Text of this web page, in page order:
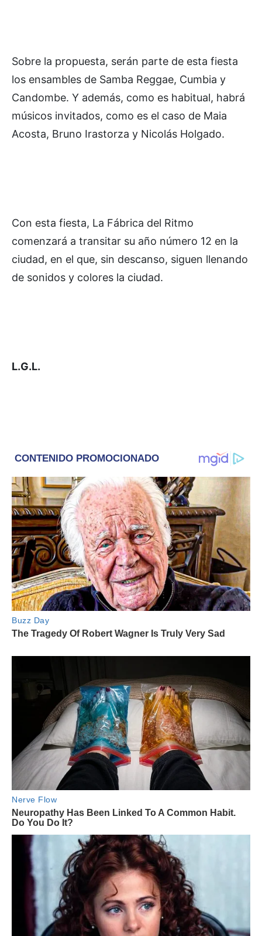
Sobre la propuesta, serán parte de esta fiesta
los ensambles de Samba Reggae, Cumbia y
Candombe. Y además, como es habitual, habrá
músicos invitados, como es el caso de Maia
Acosta, Bruno Irastorza y Nicolás Holgado.
Con esta fiesta, La Fábrica del Ritmo
comenzará a transitar su año número 12 en la
ciudad, en el que, sin descanso, siguen llenando
de sonidos y colores la ciudad.
L.G.L.